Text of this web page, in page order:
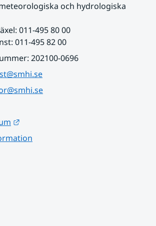
och hydrologiska
011-495 80 00
011-495 82 00
202100-0696